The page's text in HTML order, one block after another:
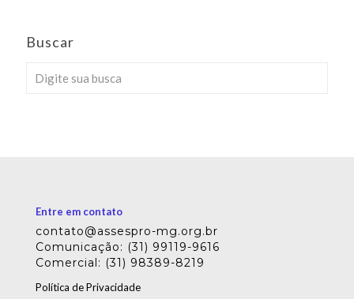
Buscar
Entre em contato
contato@assespro-mg.org.br
Comunicação: (31) 99119-9616
Comercial: (31) 98389-8219
Política de Privacidade